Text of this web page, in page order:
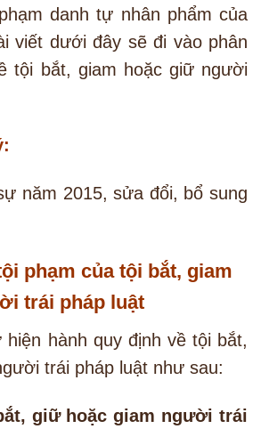
danh tự nhân phẩm của
viết dưới đây sẽ đi vào phân
tội bắt, giam hoặc giữ người
năm 2015, sửa đổi, bổ sung
phạm của tội bắt, giam
trái pháp luật
hành quy định về tội bắt,
trái pháp luật như sau:
giữ hoặc giam người trái